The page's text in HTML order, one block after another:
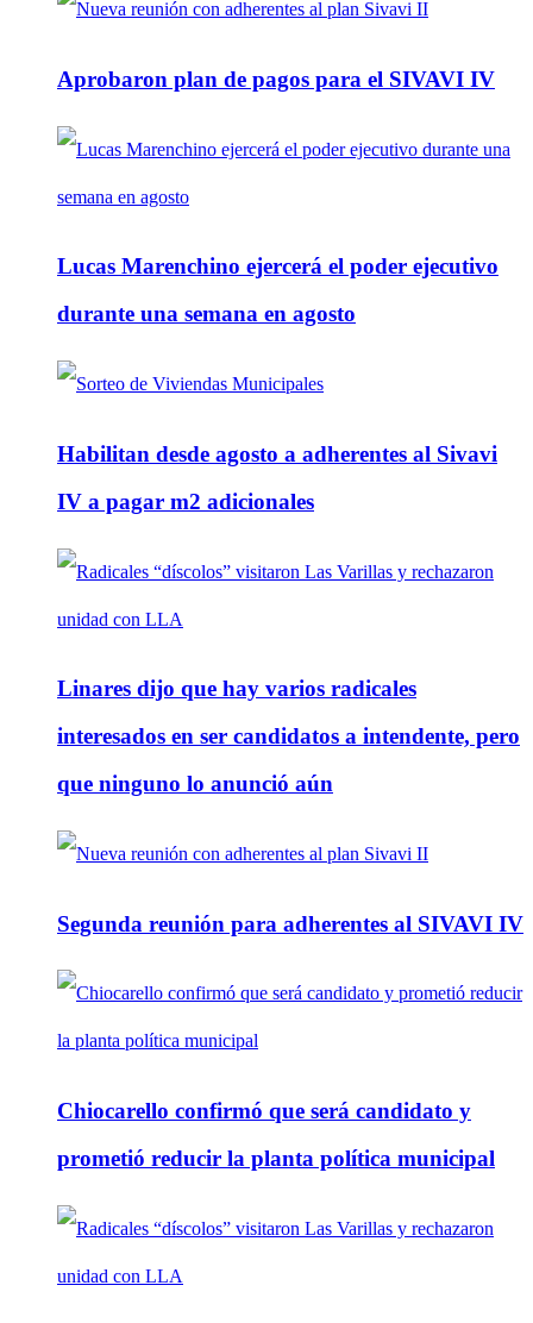
Aprobaron plan de pagos para el SIVAVI IV
Lucas Marenchino ejercerá el poder ejecutivo
durante una semana en agosto
Habilitan desde agosto a adherentes al Sivavi
IV a pagar m2 adicionales
Linares dijo que hay varios radicales
interesados en ser candidatos a intendente, pero
que ninguno lo anunció aún
Segunda reunión para adherentes al SIVAVI IV
Chiocarello confirmó que será candidato y
prometió reducir la planta política municipal